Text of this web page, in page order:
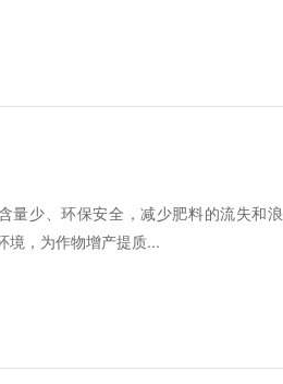
量少、环保安全，减少肥料的流失和浪
境，为作物增产提质...